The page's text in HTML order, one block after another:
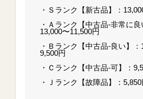
・Ｓランク【新古品】：
・Ａランク【中古品-非常に良
13,000〜11,500円
・Ｂランク【中古品-良い】：
9,500円
・Ｃランク【中古品-可】：
・Ｊランク【故障品】：5,850